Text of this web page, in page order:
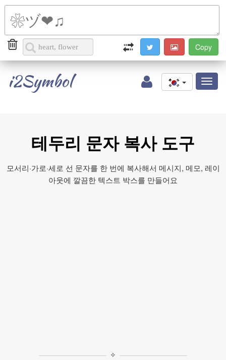
i2Symbol
테두리 문자 복사 도구
모서리·가로·세로 선 문자를 한 번에 복사해서 메시지, 메모, 레이
아웃에 깔끔한 텍스트 박스를 만들어요
✧